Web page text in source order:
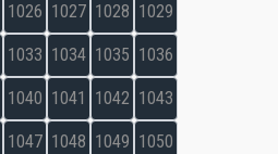
1026 1027 1028 1029
1033 1034 1035 1036
1040 1041 1042 1043
1047 1048 1049 1050